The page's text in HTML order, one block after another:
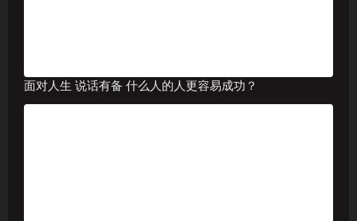
面对人生 说话有备 什么人的人更容易成功？